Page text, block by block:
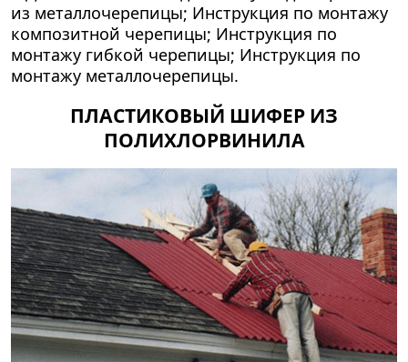
из металлочерепицы; Инструкция по монтажу
композитной черепицы; Инструкция по
монтажу гибкой черепицы; Инструкция по
монтажу металлочерепицы.
ПЛАСТИКОВЫЙ ШИФЕР ИЗ
ПОЛИХЛОРВИНИЛА